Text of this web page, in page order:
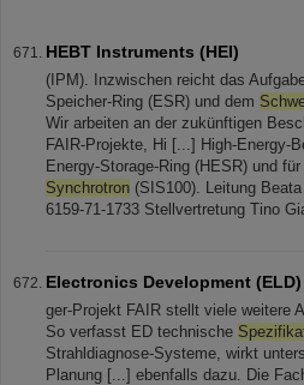
HEBT Instruments (HEI)
(IPM). Inzwischen reicht das
Speicher-Ring (ESR) und dem
Wir arbeiten an der zukünftigen
FAIR-Projekte, Hi [...] High-Energy-
Energy-Storage-Ring (HESR) und
Synchrotron (SIS100). Leitung
6159-71-1733 Stellvertretung Tino
Electronics Development (ELD)
ger-Projekt FAIR stellt viele weitere
So verfasst ED technische
Strahldiagnose-Systeme, wirkt
Planung [...] ebenfalls dazu. Die